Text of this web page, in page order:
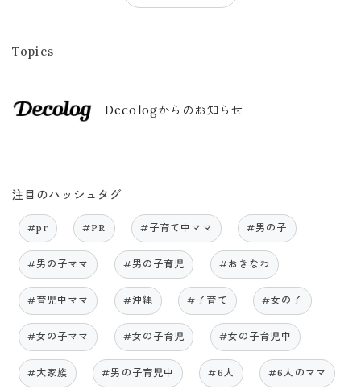
Topics
Decologからのお知らせ
注目のハッシュタグ
#pr #PR #子育て中ママ #男の子
#男の子ママ #男の子育児 #おきなわ
#育児中ママ #沖縄 #子育て #女の子
#女の子ママ #女の子育児 #女の子育児中
#大家族 #男の子育児中 #6人 #6人のママ